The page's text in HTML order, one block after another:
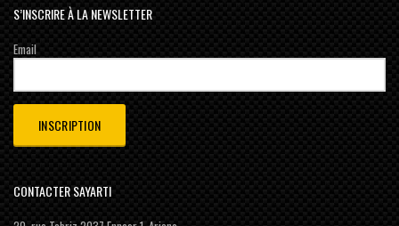
S’INSCRIRE À LA NEWSLETTER
Email
CONTACTER SAYARTI